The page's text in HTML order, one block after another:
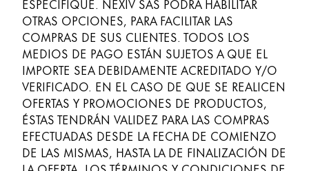
OTRAS OPCIONES, PARA FACILITAR LAS
COMPRAS DE SUS CLIENTES. TODOS LOS
MEDIOS DE PAGO ESTÁN SUJETOS A QUE EL
IMPORTE SEA DEBIDAMENTE ACREDITADO Y/O
VERIFICADO. EN EL CASO DE QUE SE REALICEN
OFERTAS Y PROMOCIONES DE PRODUCTOS,
ÉSTAS TENDRÁN VALIDEZ PARA LAS COMPRAS
EFECTUADAS DESDE LA FECHA DE COMIENZO
DE LAS MISMAS, HASTA LA DE FINALIZACIÓN DE